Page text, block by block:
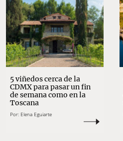
5 viñedos cerca de la
CDMX para pasar un fin
de semana como en la
Toscana
Por: Elena Eguiarte